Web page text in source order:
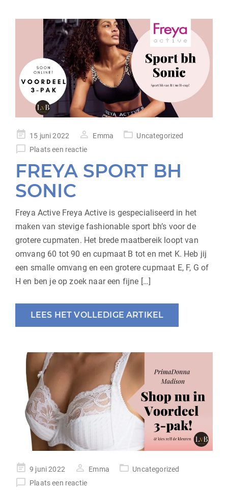
geplaatst
op
15 juni 2022 Emma
Uncategorized
Plaats een reactie
FREYA SPORT BH
SONIC
Freya Active Freya Active is gespecialiseerd in het
maken van stevige fashionable sport bh’s voor de
grotere cupmaten. Het brede maatbereik loopt van
omvang 60 tot 90 en cupmaat B tot en met K. Heb jij
een smalle omvang en een grotere cupmaat E, F, G of
H en ben je op zoek naar een fijne […]
LEES HET VOLLEDIGE ARTIKEL
geplaatst
op
9 juni 2022 Emma
Uncategorized
Plaats een reactie